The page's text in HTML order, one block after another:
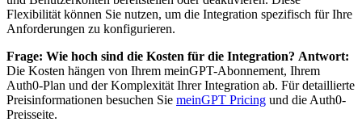
Flexibilität können Sie nutzen, um die Integration spezifisch für Ihre
Anforderungen zu konfigurieren.
Frage: Wie hoch sind die Kosten für die Integration? Antwort:
Die Kosten hängen von Ihrem meinGPT-Abonnement, Ihrem
Auth0-Plan und der Komplexität Ihrer Integration ab. Für detaillierte
Preisinformationen besuchen Sie meinGPT Pricing und die Auth0-
Preisseite.